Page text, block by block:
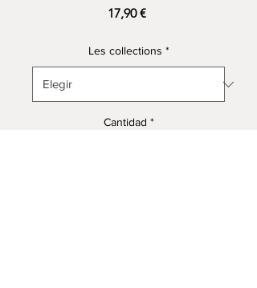
17,90 €Precio
Les collections *
Cantidad *